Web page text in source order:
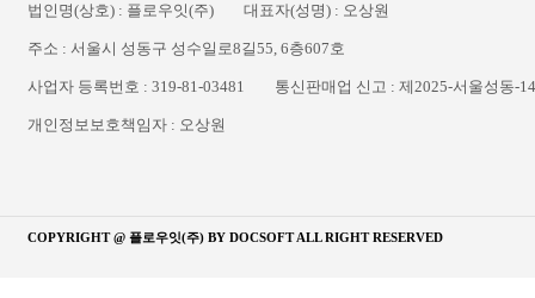
법인명(상호) : 플로우잇(주) 대표자(성명) : 오상원
주소 : 서울시 성동구 성수일로8길55, 6층607호
사업자 등록번호 : 319-81-03481 통신판매업 신고 : 제2025-서울성동-
개인정보보호책임자 : 오상원
COPYRIGHT @ 플로우잇(주) BY DOCSOFTALL RIGHT RESERVED